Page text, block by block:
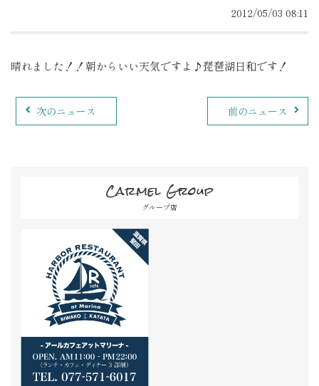
2012/05/03 08:11
晴れました！！朝からいい天気ですよ♪琵琶湖日和です！
次のニュース 前のニュース
Carmel Group
グループ店